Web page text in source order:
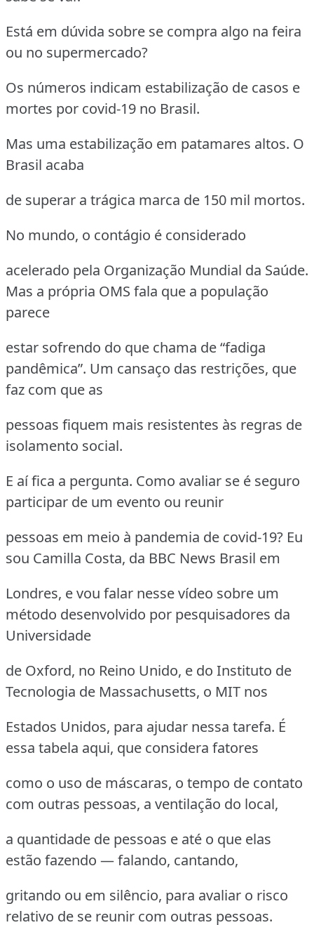
Está em dúvida sobre se compra algo na feira
ou no supermercado?
Os números indicam estabilização de casos e
mortes por covid-19 no Brasil.
Mas uma estabilização em patamares altos. O
Brasil acaba
de superar a trágica marca de 150 mil mortos.
No mundo, o contágio é considerado
acelerado pela Organização Mundial da Saúde.
Mas a própria OMS fala que a população
parece
estar sofrendo do que chama de “fadiga
pandêmica”. Um cansaço das restrições, que
faz com que as
pessoas fiquem mais resistentes às regras de
isolamento social.
E aí fica a pergunta. Como avaliar se é seguro
participar de um evento ou reunir
pessoas em meio à pandemia de covid-19? Eu
sou Camilla Costa, da BBC News Brasil em
Londres, e vou falar nesse vídeo sobre um
método desenvolvido por pesquisadores da
Universidade
de Oxford, no Reino Unido, e do Instituto de
Tecnologia de Massachusetts, o MIT nos
Estados Unidos, para ajudar nessa tarefa. É
essa tabela aqui, que considera fatores
como o uso de máscaras, o tempo de contato
com outras pessoas, a ventilação do local,
a quantidade de pessoas e até o que elas
estão fazendo — falando, cantando,
gritando ou em silêncio, para avaliar o risco
relativo de se reunir com outras pessoas.